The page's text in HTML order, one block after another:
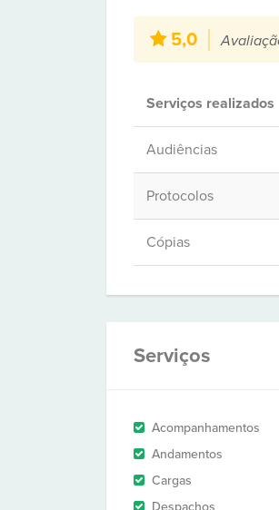
5,0
Serviços realizados
Audiências
Protocolos
Cópias
Serviços
Acompanhamentos
Andamentos
Cargas
Despachos